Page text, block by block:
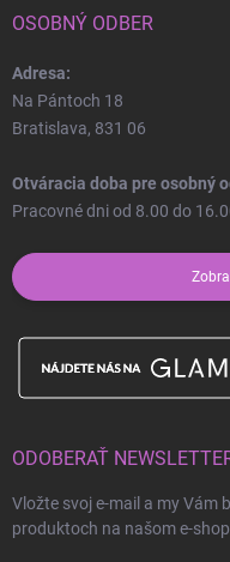
OSOBNÝ ODBER
Adresa:
Na Pántoch 18
Bratislava, 831 06
Otváracia doba pre osobný
Pracovné dni od 8.00 do
ODOBERAŤ
Vložte svoj e-mail a my Vám
produktoch na našom e-